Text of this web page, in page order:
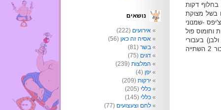
בחלוף דקות
בשל מצוקת
-שמנוני
וחומוס פול
בעבורי
חסרה קצת חמיצות וחריפות, אבל ככלל זו חוויה נוספת לאוסף. בעבור 2 השתייה
נושאים
אירועים (222)
אסיה זה כאן (56)
בשר (81)
דגים (75)
המלצות (239)
יפן (4)
ירקות (209)
כללי (205)
כללי (145)
לחם וצעצועים (77)